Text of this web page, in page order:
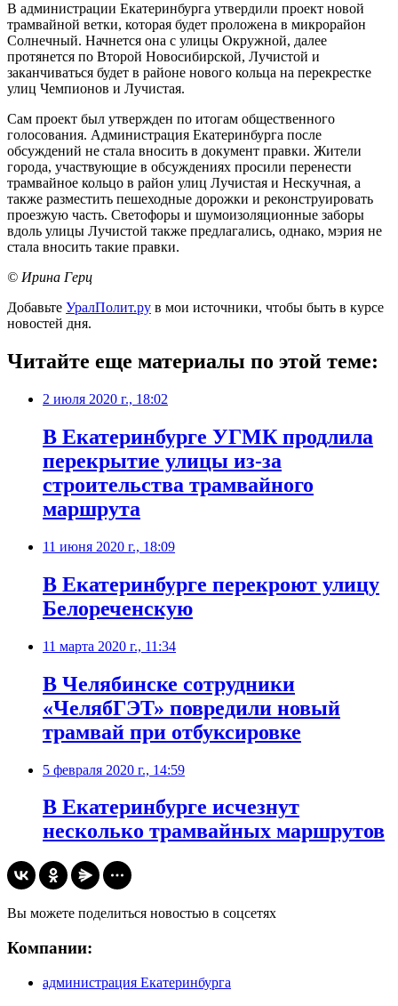
В администрации Екатеринбурга утвердили проект новой
трамвайной ветки, которая будет проложена в микрорайон
Солнечный. Начнется она с улицы Окружной, далее
протянется по Второй Новосибирской, Лучистой и
заканчиваться будет в районе нового кольца на перекрестке
улиц Чемпионов и Лучистая.
Сам проект был утвержден по итогам общественного
голосования. Администрация Екатеринбурга после
обсуждений не стала вносить в документ правки. Жители
города, участвующие в обсуждениях просили перенести
трамвайное кольцо в район улиц Лучистая и Нескучная, а
также разместить пешеходные дорожки и реконструировать
проезжую часть. Светофоры и шумоизоляционные заборы
вдоль улицы Лучистой также предлагались, однако, мэрия не
стала вносить такие правки.
© Ирина Герц
Добавьте УралПолит.ру в мои источники, чтобы быть в курсе
новостей дня.
Читайте еще материалы по этой теме:
2 июля 2020 г., 18:02
В Екатеринбурге УГМК продлила
перекрытие улицы из-за
строительства трамвайного
маршрута
11 июня 2020 г., 18:09
В Екатеринбурге перекроют улицу
Белореченскую
11 марта 2020 г., 11:34
В Челябинске сотрудники
«ЧелябГЭТ» повредили новый
трамвай при отбуксировке
5 февраля 2020 г., 14:59
В Екатеринбурге исчезнут
несколько трамвайных маршрутов
Вы можете поделиться новостью в соцсетях
Компании:
администрация Екатеринбурга